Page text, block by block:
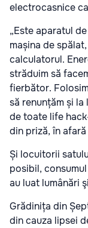
electrocasnice
„Este aparatul
mașina de
calculatorul.
străduim să
fierbător.
să renunțăm și
de toate life
din priză, în
Și locuitorii
posibil,
au luat lumânări
Grădinița din
din cauza lipsei